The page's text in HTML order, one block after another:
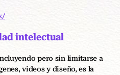
intelectual
pero sin limitarse a
videos y diseño, es la